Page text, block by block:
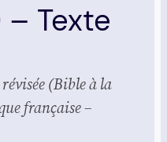
– Texte
(Bible à la
fran­çaise –